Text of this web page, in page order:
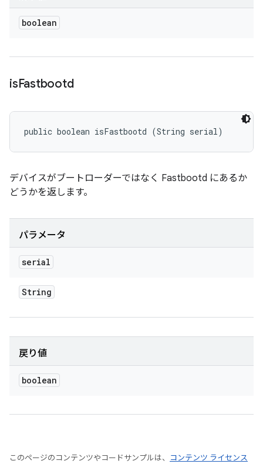
boolean
isFastbootd
public boolean isFastbootd (String serial)
デバイスがブートローダーではなく Fastbootd にあるか
どうかを返します。
パラメータ
serial
String
戻り値
boolean
このページのコンテンツやコードサンプルは、
コンテンツ ライセンス